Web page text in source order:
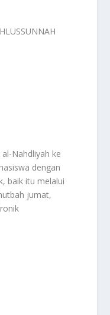
al-Nahdliyah ke
dengan
baik itu melalui
jumat,